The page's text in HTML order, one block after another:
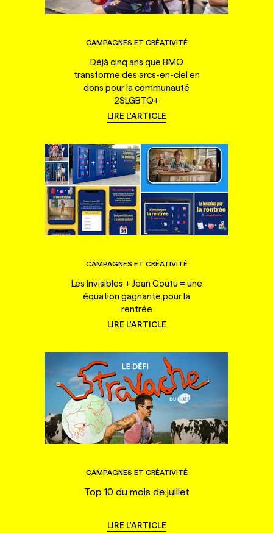
CAMPAGNES ET CRÉATIVITÉ
Déjà cinq ans que BMO
transforme des arcs-en-ciel en
dons pour la communauté
2SLGBTQ+
LIRE L'ARTICLE
CAMPAGNES ET CRÉATIVITÉ
Les Invisibles + Jean Coutu = une
équation gagnante pour la
rentrée
LIRE L'ARTICLE
CAMPAGNES ET CRÉATIVITÉ
Top 10 du mois de juillet
LIRE L'ARTICLE